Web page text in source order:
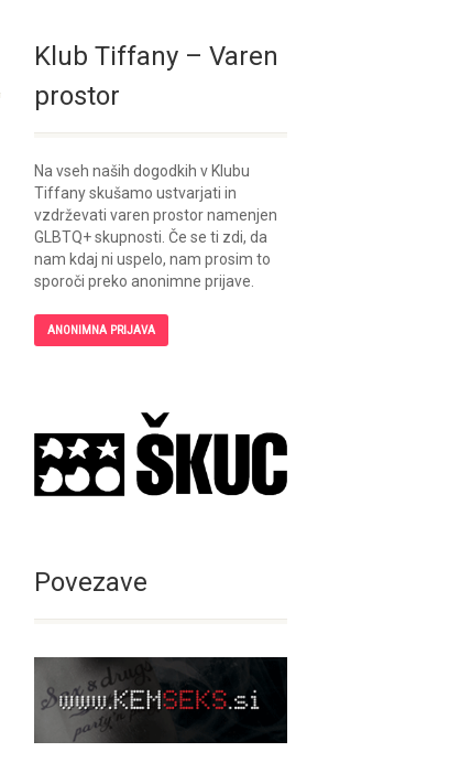
Klub Tiffany – Varen
prostor
Na vseh naših dogodkih v Klubu
Tiffany skušamo ustvarjati in
vzdrževati varen prostor namenjen
GLBTQ+ skupnosti. Če se ti zdi, da
nam kdaj ni uspelo, nam prosim to
sporoči preko anonimne prijave.
ANONIMNA PRIJAVA
Povezave